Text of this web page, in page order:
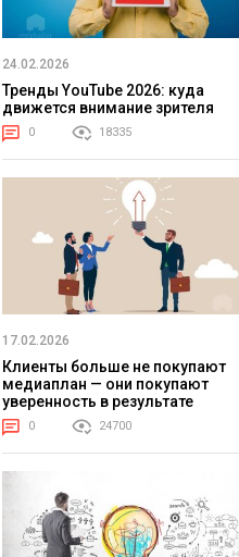
24.02.2026
Тренды YouTube 2026: куда
движется внимание зрителя
0 18335
17.02.2026
Клиенты больше не покупают
медиаплан — они покупают
уверенность в результате
0 24700